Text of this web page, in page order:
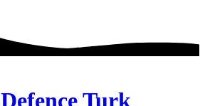
Defence Turk